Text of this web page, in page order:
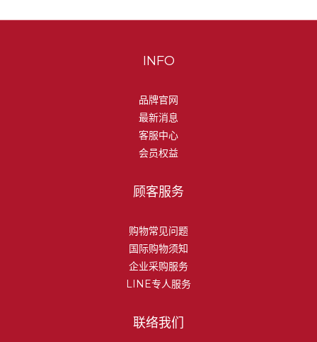
INFO
品牌官网
最新消息
客服中心
会员权益
顾客服务
购物常见问题
国际购物须知
企业采购服务
LINE专人服务
联络我们